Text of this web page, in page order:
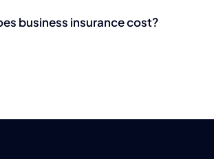
business insurance cost?